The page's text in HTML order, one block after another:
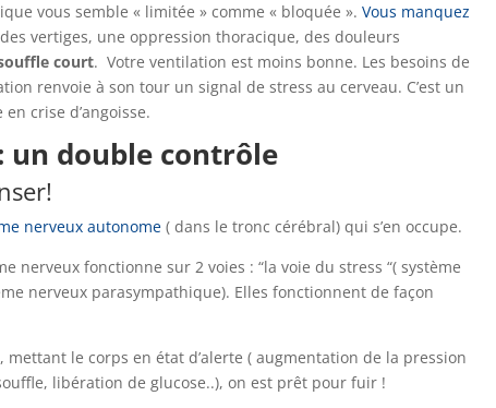
vous semble « limitée » comme « bloquée ».Vous manquez
vertiges, une oppression thoracique, des douleurs
court. Votre ventilation est moins bonne. Les besoins de
renvoie à son tour un signal de stress au cerveau. C’est un
crise d’angoisse.
un double contrôle
nerveux autonome( dans le tronc cérébral) qui s’en occupe.
nerveux fonctionne sur 2 voies : “la voie du stress “( système
nerveux parasympathique). Elles fonctionnent de façon
mettant le corps en état d’alerte ( augmentation de la pression
libération de glucose..), on est prêt pour fuir !